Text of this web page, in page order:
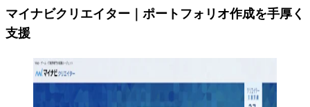
マイナビクリエイター｜ポートフォリオ作成を手厚く
支援